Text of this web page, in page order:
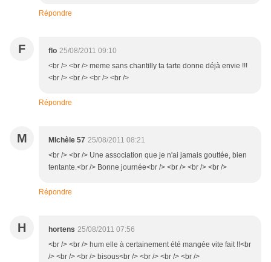
Répondre
F flo 25/08/2011 09:10
<br /> <br /> meme sans chantilly ta tarte donne déjà envie !!!
<br /> <br /> <br /> <br />
Répondre
M MIchèle 57 25/08/2011 08:21
<br /> <br /> Une association que je n'ai jamais gouttée, bien
tentante.<br /> Bonne journée<br /> <br /> <br /> <br />
Répondre
H hortens 25/08/2011 07:56
<br /> <br /> hum elle à certainement été mangée vite fait !!<br
/> <br /> <br /> bisous<br /> <br /> <br /> <br />